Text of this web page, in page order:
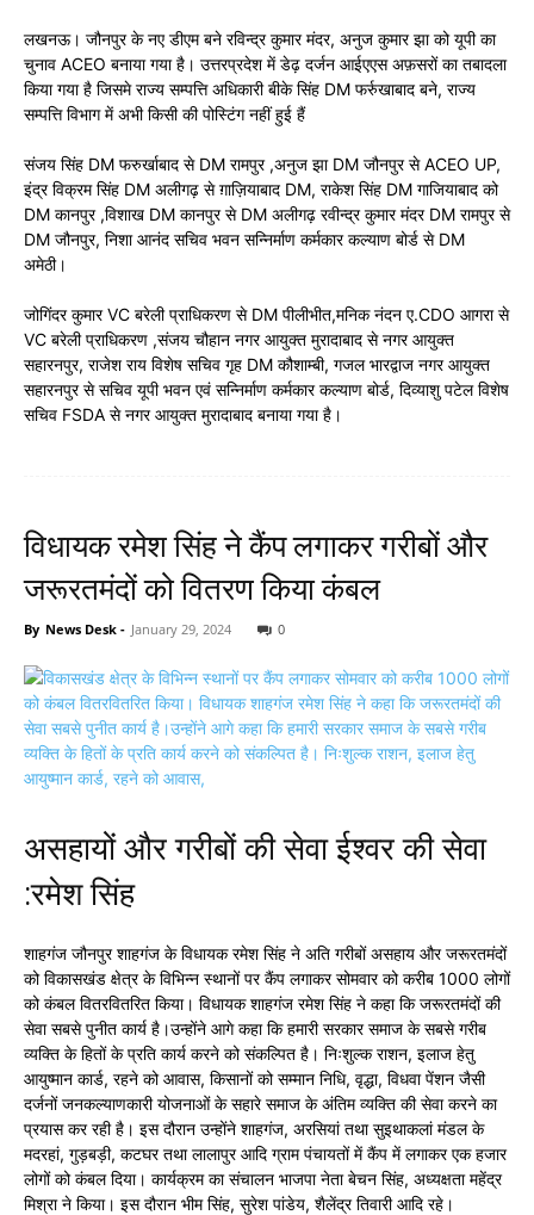
लखनऊ। जौनपुर के नए डीएम बने रविन्द्र कुमार मंदर, अनुज कुमार झा को यूपी का
चुनाव ACEO बनाया गया है। उत्तरप्रदेश में डेढ़ दर्जन आईएएस अफ़सरों का तबादला
किया गया है जिसमे राज्य सम्पत्ति अधिकारी बीके सिंह DM फर्रुखाबाद बने, राज्य
सम्पत्ति विभाग में अभी किसी की पोस्टिंग नहीं हुई हैं
संजय सिंह DM फरुर्खाबाद से DM रामपुर ,अनुज झा DM जौनपुर से ACEO UP,
इंद्र विक्रम सिंह DM अलीगढ़ से ग़ाज़ियाबाद DM, राकेश सिंह DM गाजियाबाद को
DM कानपुर ,विशाख DM कानपुर से DM अलीगढ़ रवीन्द्र कुमार मंदर DM रामपुर से
DM जौनपुर, निशा आनंद सचिव भवन सन्निर्माण कर्मकार कल्याण बोर्ड से DM
अमेठी।
जोगिंदर कुमार VC बरेली प्राधिकरण से DM पीलीभीत,मनिक नंदन ए.CDO आगरा से
VC बरेली प्राधिकरण ,संजय चौहान नगर आयुक्त मुरादाबाद से नगर आयुक्त
सहारनपुर, राजेश राय विशेष सचिव गृह DM कौशाम्बी, गजल भारद्वाज नगर आयुक्त
सहारनपुर से सचिव यूपी भवन एवं सन्निर्माण कर्मकार कल्याण बोर्ड, दिव्याशु पटेल विशेष
सचिव FSDA से नगर आयुक्त मुरादाबाद बनाया गया है।
विधायक रमेश सिंह ने कैंप लगाकर गरीबों और
जरूरतमंदों को वितरण किया कंबल
By News Desk - January 29, 2024 0
असहायों और गरीबों की सेवा ईश्वर की सेवा
:रमेश सिंह
शाहगंज जौनपुर शाहगंज के विधायक रमेश सिंह ने अति गरीबों असहाय और जरूरतमंदों
को विकासखंड क्षेत्र के विभिन्न स्थानों पर कैंप लगाकर सोमवार को करीब 1000 लोगों
को कंबल वितरवितरित किया। विधायक शाहगंज रमेश सिंह ने कहा कि जरूरतमंदों की
सेवा सबसे पुनीत कार्य है।उन्होंने आगे कहा कि हमारी सरकार समाज के सबसे गरीब
व्यक्ति के हितों के प्रति कार्य करने को संकल्पित है। निःशुल्क राशन, इलाज हेतु
आयुष्मान कार्ड, रहने को आवास, किसानों को सम्मान निधि, वृद्धा, विधवा पेंशन जैसी
दर्जनों जनकल्याणकारी योजनाओं के सहारे समाज के अंतिम व्यक्ति की सेवा करने का
प्रयास कर रही है। इस दौरान उन्होंने शाहगंज, अरसियां तथा सुइथाकलां मंडल के
मदरहां, गुड़बड़ी, कटघर तथा लालापुर आदि ग्राम पंचायतों में कैंप में लगाकर एक हजार
लोगों को कंबल दिया। कार्यक्रम का संचालन भाजपा नेता बेचन सिंह, अध्यक्षता महेंद्र
मिश्रा ने किया। इस दौरान भीम सिंह, सुरेश पांडेय, शैलेंद्र तिवारी आदि रहे।